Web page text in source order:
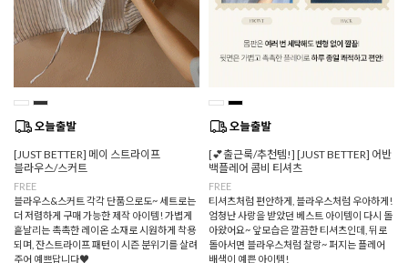
[JUST BETTER] 메이 스트라이프
블라우스/스커트
FREE
블라우스&스커트 각각 단품으로도~ 세트로는
더 저렴하게 구매 가능한 제작 아이템! 가볍게
흩날리는 촉촉한 레이온 소재로 시원하게 착용
되며, 잔스트라이프 패턴이 시즌 분위기를 살려
주어 예쁘답니다♥
[💕출근룩/추천템!] [JUST BETTER] 어반
백플레어 콤비 티셔츠
FREE
티셔츠처럼 편안하게, 블라우스처럼 우아하게!
엄청난 사랑을 받았던 베스트 아이템이 다시 돌
아왔어요~ 앞모습은 깔끔한 티셔츠인데, 뒤로
돌아서면 블라우스처럼 찰랑~ 퍼지는 플레어
배색이 예쁜 아이템!